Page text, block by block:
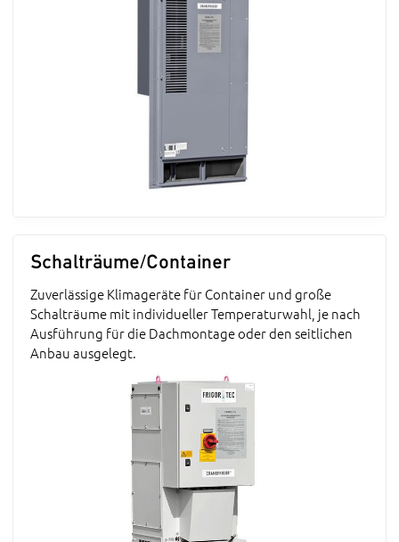
Schalträume/Container
Zuverlässige Klimageräte für Container und große
Schalträume mit individueller Temperaturwahl, je nach
Ausführung für die Dachmontage oder den seitlichen
Anbau ausgelegt.